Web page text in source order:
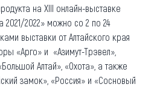
на XIII онлайн-выставке
2022» можно со 2 по 24
выставки от Алтайского края
«Арго» и «Азимут-Трэвел»,
Алтай», «Охота», а также
замок», «Россия» и «Сосновый